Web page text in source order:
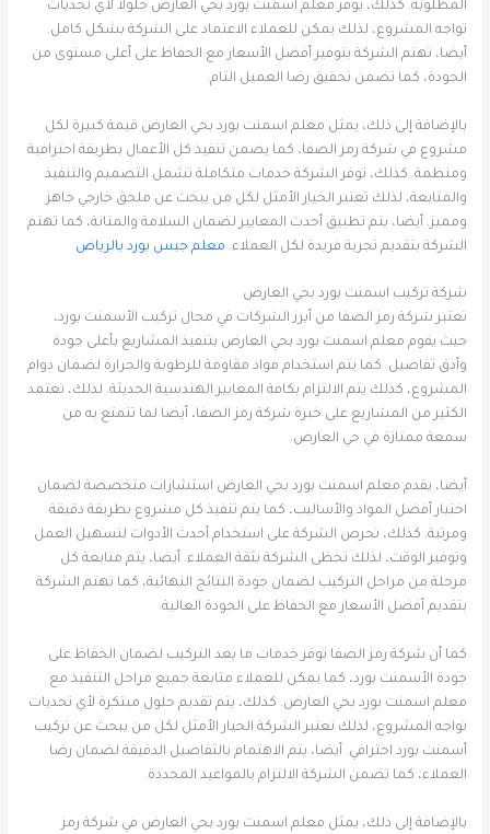
المطلوبة. كذلك، يوفر معلم اسمنت بورد بحي العارض حلولاً لأي تحديات
تواجه المشروع، لذلك يمكن للعملاء الاعتماد على الشركة بشكل كامل.
أيضا، تهتم الشركة بتوفير أفضل الأسعار مع الحفاظ على أعلى مستوى من
الجودة، كما تضمن تحقيق رضا العميل التام.
بالإضافة إلى ذلك، يمثل معلم اسمنت بورد بحي العارض قيمة كبيرة لكل
مشروع في شركة رمز الصفا، كما يضمن تنفيذ كل الأعمال بطريقة احترافية
ومنظمة. كذلك، توفر الشركة خدمات متكاملة تشمل التصميم والتنفيذ
والمتابعة، لذلك تعتبر الخيار الأمثل لكل من يبحث عن ملحق خارجي جاهز
ومميز. أيضا، يتم تطبيق أحدث المعايير لضمان السلامة والمتانة، كما تهتم
الشركة بتقديم تجربة فريدة لكل العملاء. معلم جبس بورد بالرياض
شركة تركيب اسمنت بورد بحي العارض
تعتبر شركة رمز الصفا من أبرز الشركات في مجال تركيب الأسمنت بورد،
حيث يقوم معلم اسمنت بورد بحي العارض بتنفيذ المشاريع بأعلى جودة
وأدق تفاصيل. كما يتم استخدام مواد مقاومة للرطوبة والحرارة لضمان دوام
المشروع، كذلك يتم الالتزام بكافة المعايير الهندسية الحديثة. لذلك، تعتمد
الكثير من المشاريع على خبرة شركة رمز الصفا، أيضا لما تتمتع به من
سمعة ممتازة في حي العارض.
أيضا، يقدم معلم اسمنت بورد بحي العارض استشارات متخصصة لضمان
اختيار أفضل المواد والأساليب، كما يتم تنفيذ كل مشروع بطريقة دقيقة
ومرتبة. كذلك، تحرص الشركة على استخدام أحدث الأدوات لتسهيل العمل
وتوفير الوقت، لذلك تحظى الشركة بثقة العملاء. أيضا، يتم متابعة كل
مرحلة من مراحل التركيب لضمان جودة النتائج النهائية، كما تهتم الشركة
بتقديم أفضل الأسعار مع الحفاظ على الجودة العالية.
كما أن شركة رمز الصفا توفر خدمات ما بعد التركيب لضمان الحفاظ على
جودة الأسمنت بورد، كما يمكن للعملاء متابعة جميع مراحل التنفيذ مع
معلم اسمنت بورد بحي العارض. كذلك، يتم تقديم حلول مبتكرة لأي تحديات
تواجه المشروع، لذلك تعتبر الشركة الخيار الأمثل لكل من يبحث عن تركيب
أسمنت بورد احترافي. أيضا، يتم الاهتمام بالتفاصيل الدقيقة لضمان رضا
العملاء، كما تضمن الشركة الالتزام بالمواعيد المحددة.
بالإضافة إلى ذلك، يمثل معلم اسمنت بورد بحي العارض في شركة رمز